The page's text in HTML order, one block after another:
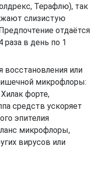
Терафлю), так
слизистую
отдаётся
в день по 1
восстановления или
микрофлоры:
форте,
средств ускоряет
эпителия
микрофлоры,
вирусов или